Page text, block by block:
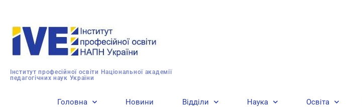
Інститут професійної освіти Національної академії
педагогічних наук України
Головна Новини Відділи Наука Освіта